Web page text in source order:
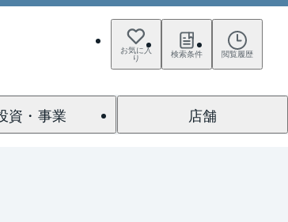
お気に入
り 検索条件 閲覧履歴
資・事業 店舗